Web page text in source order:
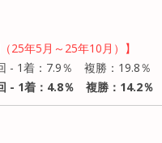
25年5月～25年10月）】
- 1着：7.9％ 複勝：19.8％
- 1着：4.8％ 複勝：14.2％